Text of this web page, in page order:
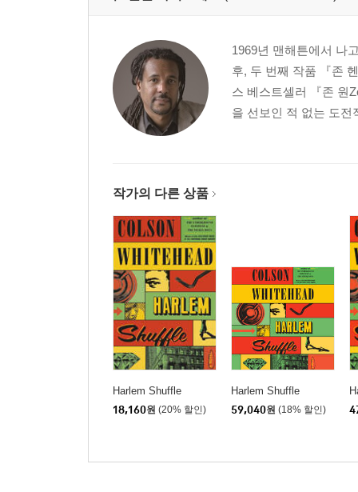
1969년 맨해튼에서 나
후, 두 번째 작품 『존
스 베스트셀러 『존 원
을 선보인 적 없는 도전
작가의 다른 상품
Harlem Shuffle
18,160원 (20% 할인)
Harlem Shuffle
59,040원 (18% 할인)